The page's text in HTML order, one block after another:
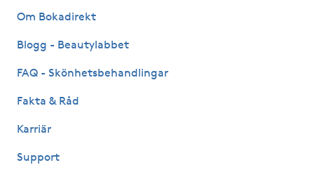
K
K18
Kemisk peeling
Om Bokadirekt
Blogg - Beautylabbet
FAQ - Skönhetsbehandlingar
Fakta & Råd
Karriär
Support